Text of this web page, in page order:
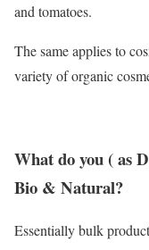
and tomatoes.
The same applies to
variety of organic
What do you ( as
Bio & Natural?
Essentially bulk